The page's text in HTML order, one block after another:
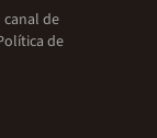
de
de